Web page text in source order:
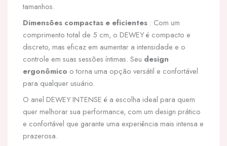
tamanhos.
Dimensões compactas e eficientes : Com um
comprimento total de 5 cm, o DEWEY é compacto e
discreto, mas eficaz em aumentar a intensidade e o
controle em suas sessões íntimas. Seu design
ergonômico o torna uma opção versátil e confortável
para qualquer usuário.
O anel DEWEY INTENSE é a escolha ideal para quem
quer melhorar sua performance, com um design prático
e confortável que garante uma experiência mais intensa e
prazerosa.